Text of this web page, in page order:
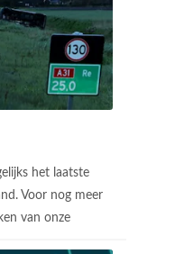
het laatste
Voor nog meer
van onze